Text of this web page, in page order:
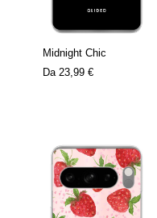
Midnight Chic
Da 23,99 €